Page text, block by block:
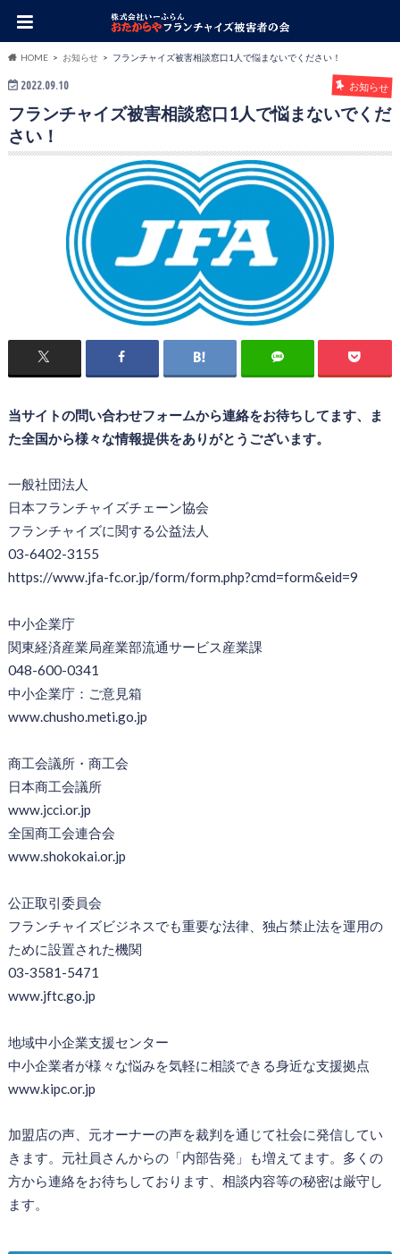
HOME お知らせ フランチャイズ被害相談窓口1人で悩まないでください！
2022.09.10 お知らせ
フランチャイズ被害相談窓口1人で悩まないでくだ
さい！
当サイトの問い合わせフォームから連絡をお待ちしてます、ま
た全国から様々な情報提供をありがとうございます。
一般社団法人
日本フランチャイズチェーン協会
フランチャイズに関する公益法人
03-6402-3155
https://www.jfa-fc.or.jp/form/form.php?cmd=form&eid=9
中小企業庁
関東経済産業局産業部流通サービス産業課
048-600-0341
中小企業庁：ご意見箱
www.chusho.meti.go.jp
商工会議所・商工会
日本商工会議所
www.jcci.or.jp
全国商工会連合会
www.shokokai.or.jp
公正取引委員会
フランチャイズビジネスでも重要な法律、独占禁止法を運用の
ために設置された機関
03-3581-5471
www.jftc.go.jp
地域中小企業支援センター
中小企業者が様々な悩みを気軽に相談できる身近な支援拠点
www.kipc.or.jp
加盟店の声、元オーナーの声を裁判を通じて社会に発信してい
きます。元社員さんからの「内部告発」も増えてます。多くの
方から連絡をお待ちしております、相談内容等の秘密は厳守し
ます。